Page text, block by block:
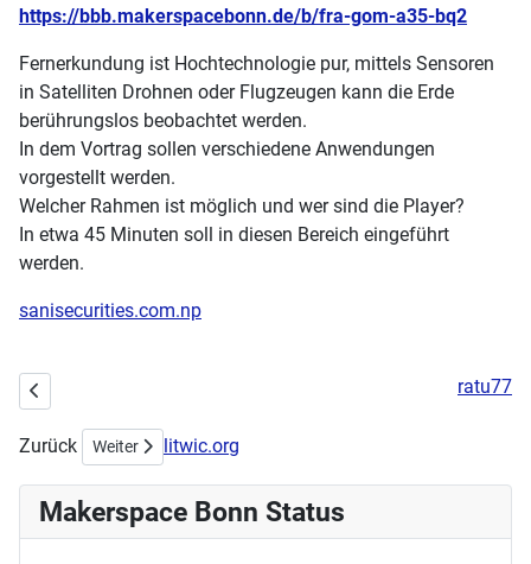
https://bbb.makerspacebonn.de/b/fra-gom-a35-bq2
Fernerkundung ist Hochtechnologie pur, mittels Sensoren
in Satelliten Drohnen oder Flugzeugen kann die Erde
berührungslos beobachtet werden.
In dem Vortrag sollen verschiedene Anwendungen
vorgestellt werden.
Welcher Rahmen ist möglich und wer sind die Player?
In etwa 45 Minuten soll in diesen Bereich eingeführt
werden.
sanisecurities.com.np
Vorheriger Beitrag: Fernerkundung – was ist das? ratu77
Zurück Nächster Beitrag: Osternähworkshop
Weiter litwic.org
Makerspace Bonn Status